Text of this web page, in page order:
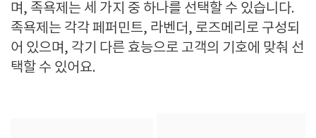
며, 족욕제는 세 가지 중 하나를 선택할 수 있습니다.
족욕제는 각각 페퍼민트, 라벤더, 로즈메리로 구성되
어 있으며, 각기 다른 효능으로 고객의 기호에 맞춰 선
택할 수 있어요.